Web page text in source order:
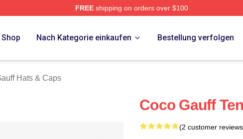
FREEshipping on orders over $100
Shop Nach Kategorie einkaufen Bestellung verfolgen
Hats & Caps
Coco Gauff
(2 customer